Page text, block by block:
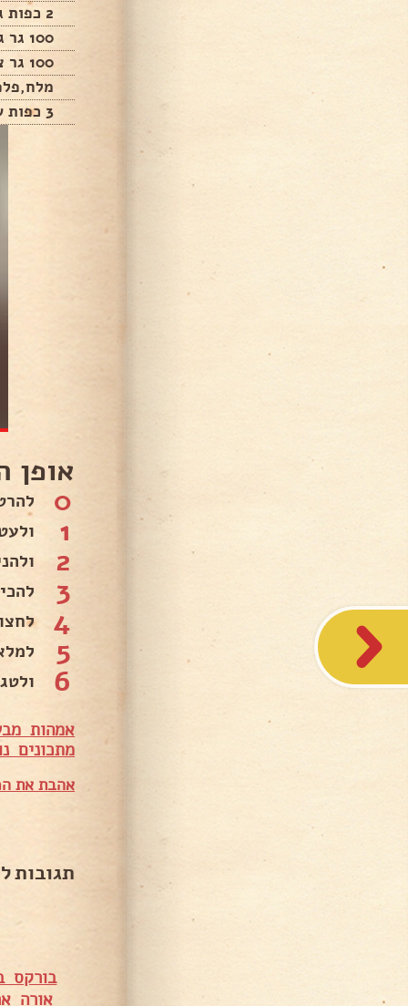
2 כפות גבינה לבנה
100 גר גבינה בולגרית
100 גר צהובה מגורדת
3 כפות שמן
אופן
0
1
2
3
4
5
6
אמהות
מתכונים
אהבת את
תגובות
בורקס
אורה